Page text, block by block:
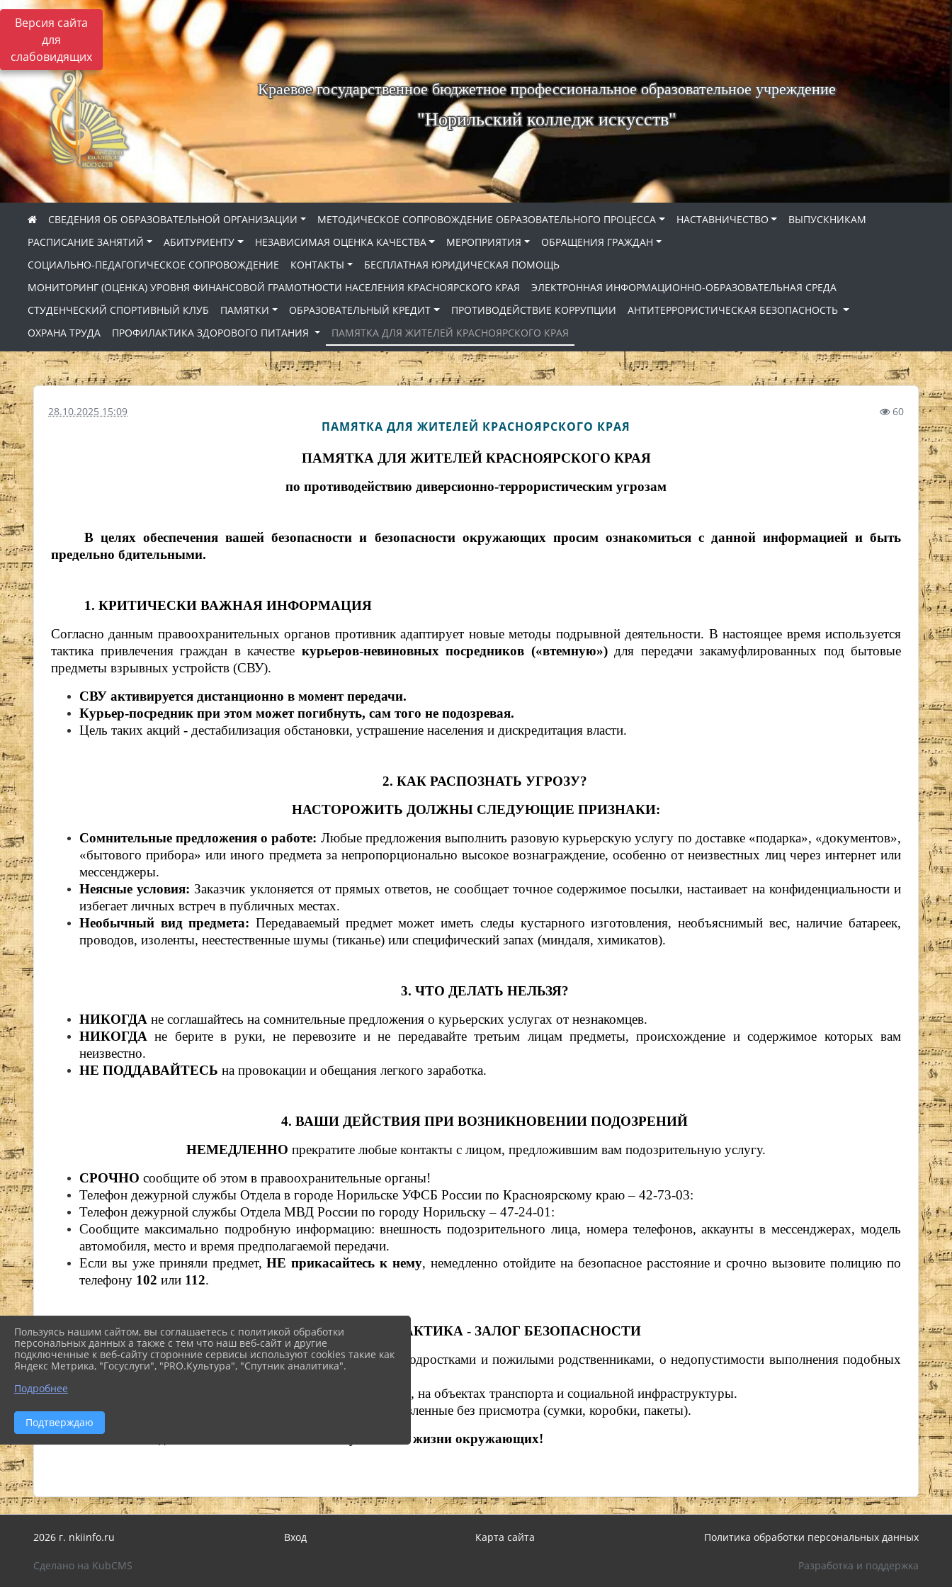
Версия сайта
для
слабовидящих
Краевое государственное бюджетное профессиональное образовательное учреждение
"Норильский колледж искусств"
СВЕДЕНИЯ ОБ ОБРАЗОВАТЕЛЬНОЙ ОРГАНИЗАЦИИ МЕТОДИЧЕСКОЕ СОПРОВОЖДЕНИЕ ОБРАЗОВАТЕЛЬНОГО ПРОЦЕССА НАСТАВНИЧЕСТВО
ВЫПУСКНИКАМ
РАСПИСАНИЕ ЗАНЯТИЙ
АБИТУРИЕНТУ НЕЗАВИСИМАЯ ОЦЕНКА КАЧЕСТВА МЕРОПРИЯТИЯ
ОБРАЩЕНИЯ ГРАЖДАН
СОЦИАЛЬНО-ПЕДАГОГИЧЕСКОЕ СОПРОВОЖДЕНИЕ
КОНТАКТЫ
БЕСПЛАТНАЯ ЮРИДИЧЕСКАЯ ПОМОЩЬ
МОНИТОРИНГ (ОЦЕНКА) УРОВНЯ ФИНАНСОВОЙ ГРАМОТНОСТИ НАСЕЛЕНИЯ КРАСНОЯРСКОГО КРАЯ
ЭЛЕКТРОННАЯ ИНФОРМАЦИОННО-ОБРАЗОВАТЕЛЬНАЯ СРЕДА
СТУДЕНЧЕСКИЙ СПОРТИВНЫЙ КЛУБ
ПАМЯТКИ ОБРАЗОВАТЕЛЬНЫЙ КРЕДИТ ПРОТИВОДЕЙСТВИЕ КОРРУПЦИИ
АНТИТЕРРОРИСТИЧЕСКАЯ БЕЗОПАСНОСТЬ
ОХРАНА ТРУДА
ПРОФИЛАКТИКА ЗДОРОВОГО ПИТАНИЯ ПАМЯТКА ДЛЯ ЖИТЕЛЕЙ КРАСНОЯРСКОГО КРАЯ
28.10.2025 15:09 60
ПАМЯТКА ДЛЯ ЖИТЕЛЕЙ КРАСНОЯРСКОГО КРАЯ
ПАМЯТКА ДЛЯ ЖИТЕЛЕЙ КРАСНОЯРСКОГО КРАЯ
по противодействию диверсионно-террористическим угрозам
В целях обеспечения вашей безопасности и безопасности окружающих просим ознакомиться с данной информацией и быть
предельно бдительными.
1. КРИТИЧЕСКИ ВАЖНАЯ ИНФОРМАЦИЯ
Согласно данным правоохранительных органов противник адаптирует новые методы подрывной деятельности. В настоящее время используется
тактика привлечения граждан в качестве курьеров-невиновных посредников («втемную»)для передачи закамуфлированных под бытовые
предметы взрывных устройств (СВУ).
СВУ активируется дистанционно в момент передачи.
Курьер-посредник при этом может погибнуть, сам того не подозревая.
Цель таких акций - дестабилизация обстановки, устрашение населения и дискредитация власти.
2. КАК РАСПОЗНАТЬ УГРОЗУ?
НАСТОРОЖИТЬ ДОЛЖНЫ СЛЕДУЮЩИЕ ПРИЗНАКИ:
Сомнительные предложения о работе: Любые предложения выполнить разовую курьерскую услугу по доставке «подарка», «документов»,
«бытового прибора» или иного предмета за непропорционально высокое вознаграждение, особенно от неизвестных лиц через интернет или
мессенджеры.
Неясные условия: Заказчик уклоняется от прямых ответов, не сообщает точное содержимое посылки, настаивает на конфиденциальности и
избегает личных встреч в публичных местах.
Необычный вид предмета: Передаваемый предмет может иметь следы кустарного изготовления, необъяснимый вес, наличие батареек,
проводов, изоленты, неестественные шумы (тиканье) или специфический запах (миндаля, химикатов).
3. ЧТО ДЕЛАТЬ НЕЛЬЗЯ?
НИКОГДА не соглашайтесь на сомнительные предложения о курьерских услугах от незнакомцев.
НИКОГДАне берите в руки, не перевозите и не передавайте третьим лицам предметы, происхождение и содержимое которых вам
неизвестно.
НЕ ПОДДАВАЙТЕСЬ на провокации и обещания легкого заработка.
4. ВАШИ ДЕЙСТВИЯ ПРИ ВОЗНИКНОВЕНИИ ПОДОЗРЕНИЙ
НЕМЕДЛЕННО прекратите любые контакты с лицом, предложившим вам подозрительную услугу.
СРОЧНО сообщите об этом в правоохранительные органы!
Телефон дежурной службы Отдела в городе Норильске УФСБ России по Красноярскому краю– 42-73-03:
Телефон дежурной службы Отдела МВД России по городу Норильску – 47-24-01:
Сообщите максимально подробную информацию: внешность подозрительного лица, номера телефонов, аккаунты в мессенджерах, модель
автомобиля, место и время предполагаемой передачи.
Если вы уже приняли предмет,НЕ прикасайтесь к нему, немедленно отойдите на безопасное расстояние и срочно вызовите полицию по
телефону 102 или 112.
5. ПРОФИЛАКТИКА - ЗАЛОГ БЕЗОПАСНОСТИ
Проведите беседы с членами вашей семьи, особенно с подростками и пожилыми родственниками, о недопустимости выполнения подобных
«заказов».
Будьте внимательны в местах массового скопления людей, на объектах транспорта и социальной инфраструктуры.
Обращайте внимание на подозрительные предметы, оставленные без присмотра (сумки, коробки, пакеты).
Помните: Ваша бдительность может спасти вашу жизнь и жизни окружающих!
2026 г. nkiinfo.ru Вход Карта сайта Политика обработки персональных данных
Сделано на KubCMS Разработка и поддержка
Пользуясь нашим сайтом, вы соглашаетесь с политикой обработки
персональных данных а также с тем что наш веб-сайт и другие
подключенные к веб-сайту сторонние сервисы используют cookies такие как
Яндекс Метрика, "Госуслуги", "PRO.Культура", "Спутник аналитика".
Подробнее
Подтверждаю